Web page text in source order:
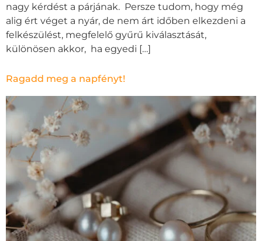
nagy kérdést a párjának. Persze tudom, hogy még
alig ért véget a nyár, de nem árt időben elkezdeni a
felkészülést, megfelelő gyűrű kiválasztását,
különösen akkor, ha egyedi […]
Ragadd meg a napfényt!